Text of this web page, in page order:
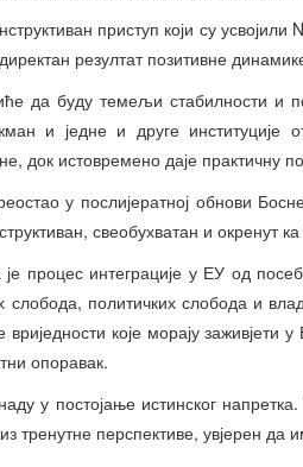
приступ који су усвојили
резултат позитивне
да буду темељи стабилности и
и једне и друге
док истовремено даје практичну
у послијератној обнови
свеобухватан и окренут
процес интеграције у ЕУ од
слобода, политичких слобода и
које морају
опоравак.
у постојање истинског
тренутне перспективе, увјерен